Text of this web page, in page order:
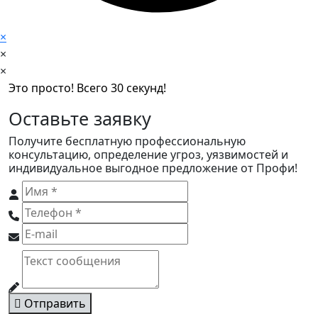
×
×
×
Это просто! Всего 30 секунд!
Оставьте заявку
Получите бесплатную профессиональную
консультацию, определение угроз, уязвимостей и
индивидуальное выгодное предложение от Профи!
Отправить